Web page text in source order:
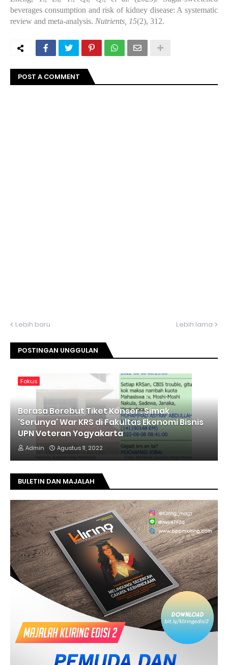
beverages consumption and risk of kidney disease: A systematic
review and meta-analysis. Nutrients, 15(2), 312.
POST A COMMENT
Lebih baru Lebih lama
POSTINGAN UNGGULAN
Fokus
Berasa Berebut Tiket Konser : Simak
'Serunya' War KRS di Fakultas Ekonomi Bisnis
UPN Veteran Yogyakarta
Admin Agustus 11, 2022
BULETIN DAN MAJALAH